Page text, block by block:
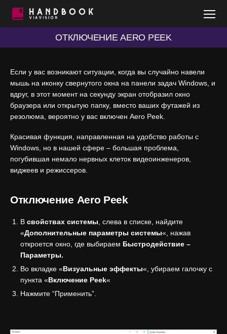
VIAVISION
HANDBOOKОТКЛЮЧЕНИЕ AERO PEEK
Если у вас возникают ситуации, когда вы случайно навели
мышь на иконку свернутого окна на панели задач Windows, и
вдруг, в этот момент на секунду экран отобразил окно
браузера или открытую папку, вместо ваших футажей из
резолюма, вероятно у вас включен Aero Peek.
Красивая функция, направленная на удобство работы с
Windows, но в нашей сфере – большая проблема,
погубившая немало нервных клеток видеоинженеров,
виджеев и режиссеров.
Отключение Aero Peek
В свойствах системы , слева в списке, найдите
«Дополнительные параметры системы«, нажав
откроется окно, где выбираем Быстродействие –
Параметры.
Во вкладке «Визуальные эффекты«, убираем галочку с
пункта «Включение Peek«
Нажмите “Применить”.